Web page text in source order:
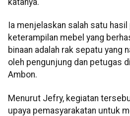
Ia menjelaskan salah satu hasil
keterampilan mebel yang
binaan adalah rak sepatu yang
oleh pengunjung dan petugas
Ambon.
Menurut Jefry, kegiatan
upaya pemasyarakatan untuk